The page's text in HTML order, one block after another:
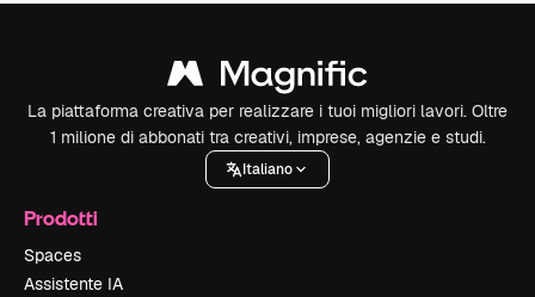
La piattaforma creativa per realizzare i tuoi migliori lavori. Oltre
1 milione di abbonati tra creativi, imprese, agenzie e studi.
Italiano
Prodotti
Spaces
Assistente IA